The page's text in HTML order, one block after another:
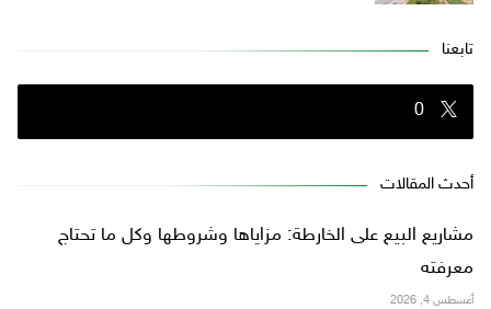
تابعنا
0
أحدث المقالات
مشاريع البيع على الخارطة: مزاياها وشروطها وكل ما تحتاج
معرفته
أغسطس 4, 2026